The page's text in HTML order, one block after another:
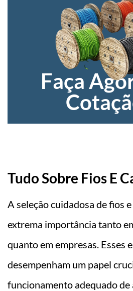
Faça
Tudo Sobre Fios E
A seleção cuidadosa de fios
extrema importância tanto
quanto em empresas. Esses
desempenham um papel
funcionamento adequado de